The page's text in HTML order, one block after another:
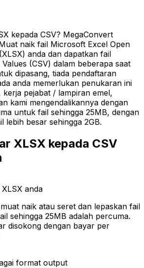
kepada CSV? MegaConvert
naik fail Microsoft Excel Open
anda dan dapatkan fail
(CSV) dalam beberapa saat
dipasang, tiada pendaftaran
anda memerlukan penukaran ini
kerja pejabat / lampiran emel,
kami mengendalikannya dengan
untuk fail sehingga 25MB, dengan
lebih besar sehingga 2GB.
XLSX kepada CSV
anda
naik atau seret dan lepaskan fail
sehingga 25MB adalah percuma.
disokong dengan bayar per
format output